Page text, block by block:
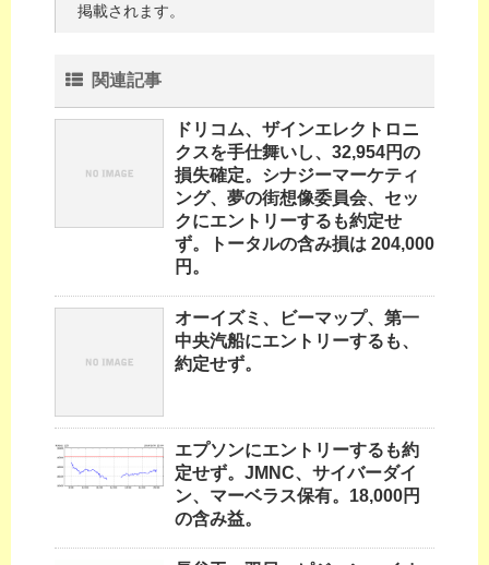
掲載されます。
関連記事
ドリコム、ザインエレクトロニ
クスを手仕舞いし、32,954円の
損失確定。シナジーマーケティ
ング、夢の街想像委員会、セッ
クにエントリーするも約定せ
ず。トータルの含み損は 204,000
円。
オーイズミ、ビーマップ、第一
中央汽船にエントリーするも、
約定せず。
エプソンにエントリーするも約
定せず。JMNC、サイバーダイ
ン、マーベラス保有。18,000円
の含み益。